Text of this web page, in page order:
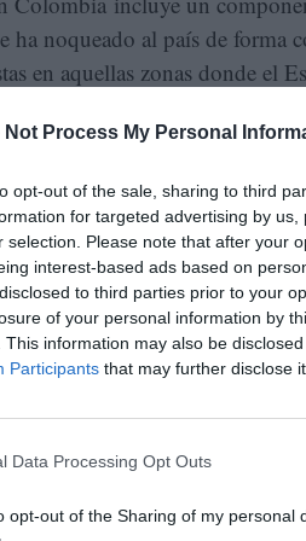
Not Process My Personal
opt-out of the sale, sharing to third
for targeted advertising by
selection. Please note that after your
interest-based ads based on
to third parties prior to your
of your personal information by
This information may also be
Participants that may further disclose
Data Processing Opt Outs
opt-out of the Sharing of my personal
noqueado al país de forma
en aquellas zonas donde el
y su familia, quienes, por
no paramambearo curar, sino
ilegalmente en el país.
exigen a los campesinos
dejen en paz por un tiempo
productos que son utilizados
Guamez: “Acá muchos
el campo es su vida entera.